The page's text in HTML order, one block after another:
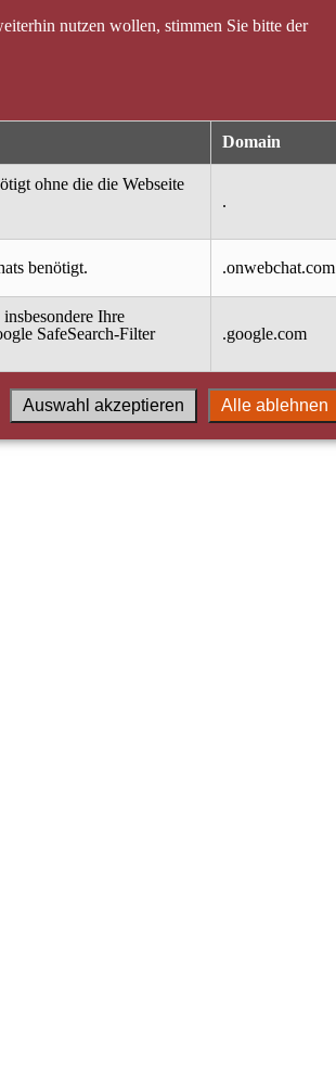
nutzen wollen, stimmen Sie bitte der
Domain
ohne die die Webseite
.
benötigt. .onwebchat.com
Ihre
SafeSearch-Filter
.google.com
Alle ablehnen
Auswahl akzeptieren